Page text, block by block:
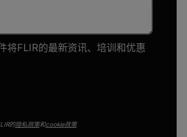
将FLIR的最新资讯、培训和优惠
的隐私政策和cookie政策